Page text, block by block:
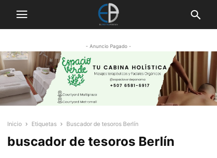
- Anuncio Pagado -
Inicio Etiquetas Buscador de tesoros Berlín
buscador de tesoros Berlín